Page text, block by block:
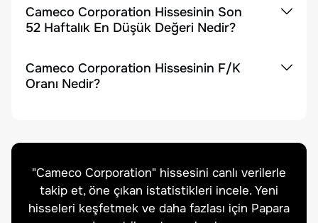
Cameco Corporation Hissesinin Son
52 Haftalık En Düşük Değeri Nedir?
Cameco Corporation Hissesinin F/K
Oranı Nedir?
"Cameco Corporation" hissesini canlı verilerle
takip et, öne çıkan istatistikleri incele. Yeni
hisseleri keşfetmek ve daha fazlası için Papara